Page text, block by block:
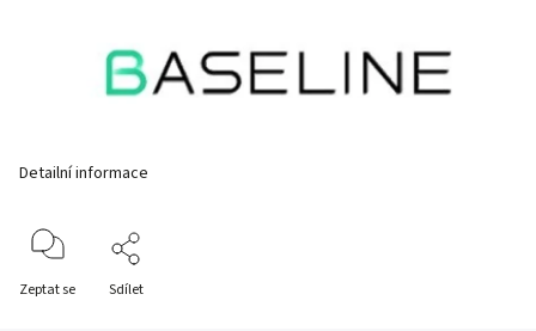
Detailní informace
Zeptat se Sdílet